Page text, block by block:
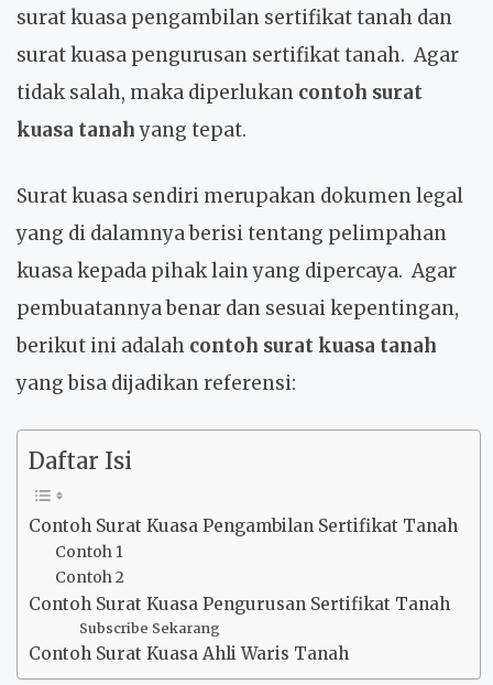
surat kuasa pengambilan sertifikat tanah dan
surat kuasa pengurusan sertifikat tanah. Agar
tidak salah, maka diperlukan contoh surat
kuasa tanahyang tepat.
Surat kuasa sendiri merupakan dokumen legal
yang di dalamnya berisi tentang pelimpahan
kuasa kepada pihak lain yang dipercaya. Agar
pembuatannya benar dan sesuai kepentingan,
berikut ini adalah contoh surat kuasa tanah
yang bisa dijadikan referensi:
Daftar Isi
Contoh Surat Kuasa Pengambilan Sertifikat Tanah
Contoh 1
Contoh 2
Contoh Surat Kuasa Pengurusan Sertifikat Tanah
Subscribe Sekarang
Contoh Surat Kuasa Ahli Waris Tanah